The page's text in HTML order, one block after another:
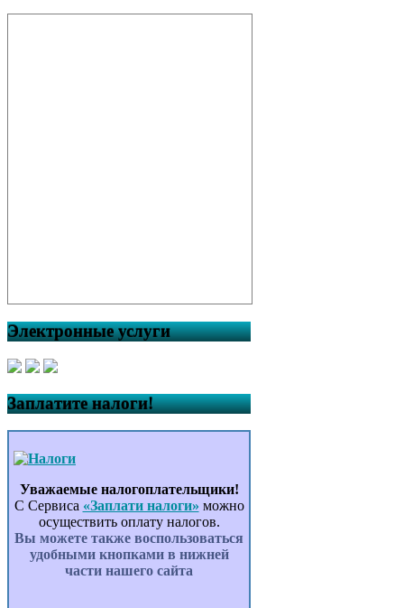
Электронные услуги
Заплатите налоги!
Уважаемые налогоплательщики!
С Сервиса «Заплати налоги» можно
осуществить оплату налогов.
Вы можете также воспользоваться
удобными кнопками в нижней
части нашего сайта